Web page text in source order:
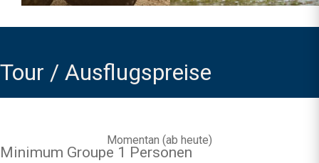
Tour / Ausflugspreise
Momentan (ab heute)
Minimum Groupe 1 Personen